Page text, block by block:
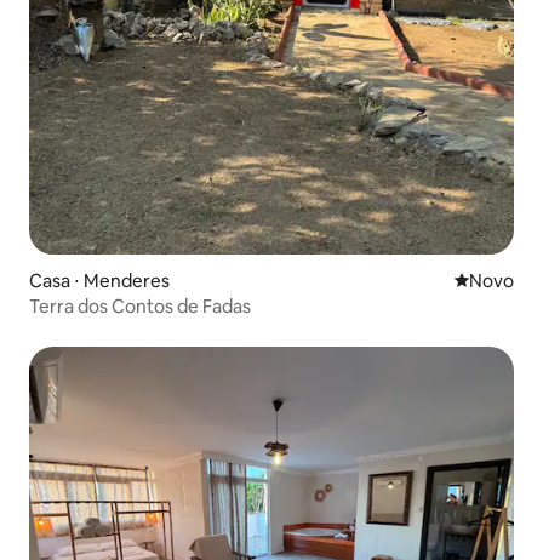
Casa ⋅ Menderes Novo
Novo
Terra dos Contos de Fadas